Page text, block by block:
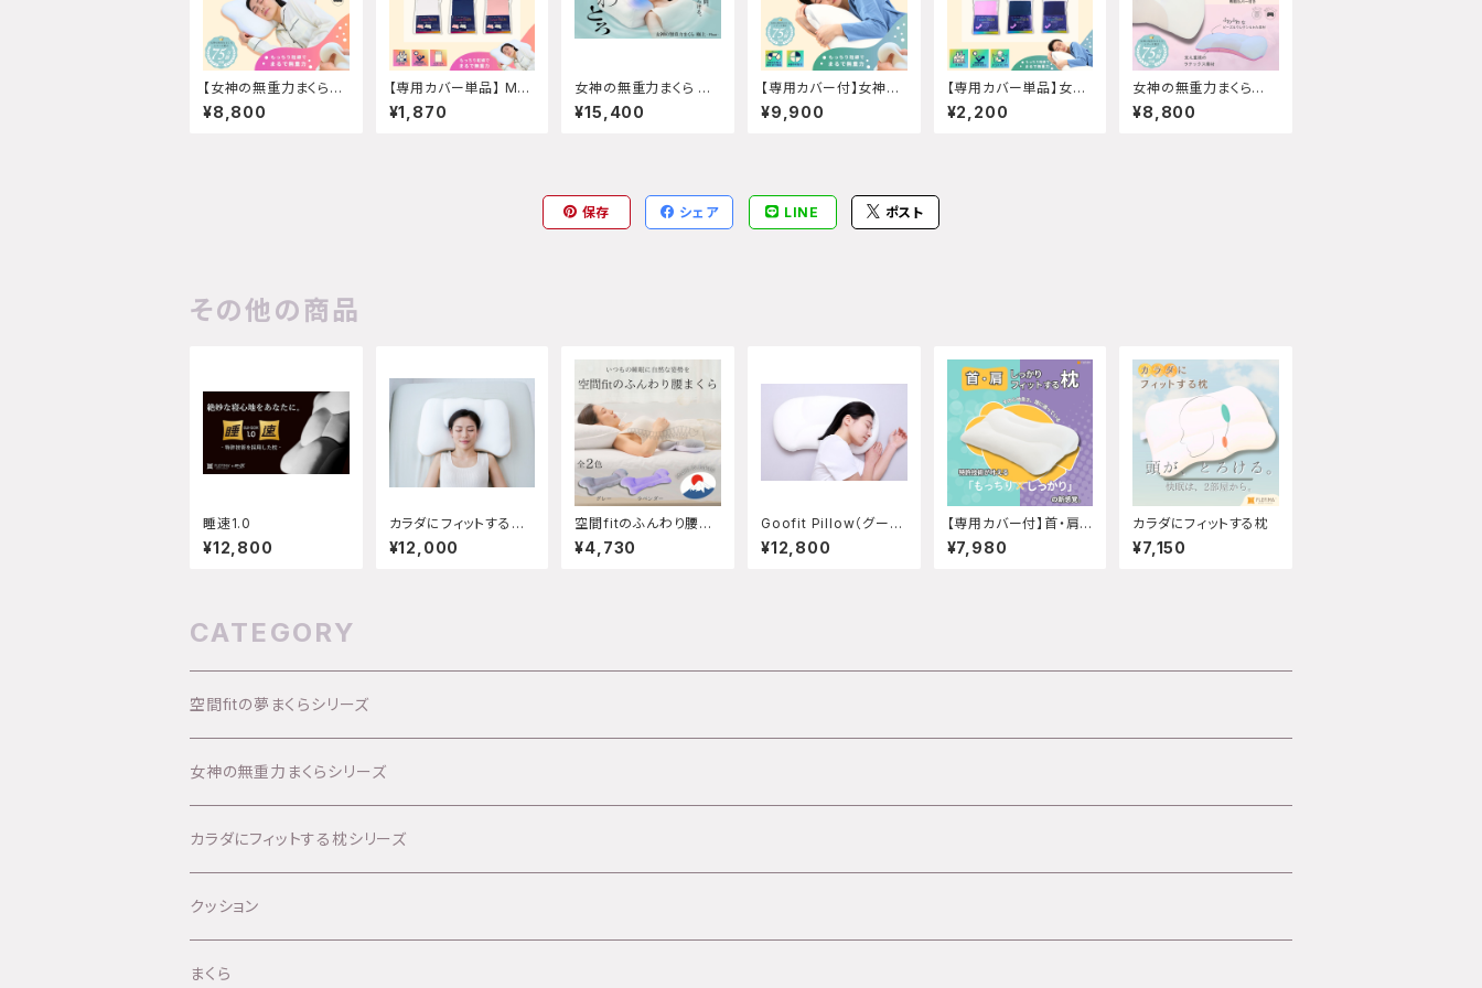
【女神の無重力まくらシ
リーズ】 Motto Fuwa
Mochi カバーセット
¥8,800
【専用カバー単品】 Mot
to FuwaMochi専用カ
バー ※まくら本体は
¥1,870
女神の無重力まくら 極
上-Float-
¥15,400
【専用カバー付】女神の
無重力抱き枕MottoFu
waMochi
¥9,900
【専用カバー単品】女神
の無重力抱き枕Motto
FuwaMochi 抱き枕
¥2,200
女神の無重力まくら極
ふわフィットW
¥8,800
保存 シェア LINE ポスト
その他の商品
睡速1.0
¥12,800
カラダにフィットする
枕 エクセレント
¥12,000
空間fitのふんわり腰ま
くら
¥4,730
Goofit Pillow（グーフ
ィットピロー）
¥12,800
【専用カバー付】首・肩し
っかりフィットする枕
¥7,980
カラダにフィットする枕
¥7,150
CATEGORY
空間fitの夢まくらシリーズ
女神の無重力まくらシリーズ
カラダにフィットする枕シリーズ
クッション
まくら